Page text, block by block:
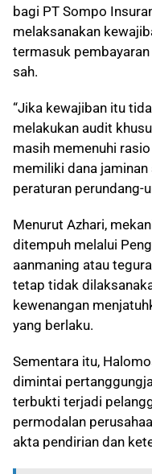
bagi PT Sompo
melaksanakan
termasuk
sah.
“Jika kewajiban itu
melakukan audit
masih memenuhi
memiliki dana
peraturan perundang-
Menurut Azhari,
ditempuh melalui
aanmaning atau
tetap tidak
kewenangan
yang berlaku.
Sementara itu,
dimintai
terbukti terjadi
permodalan
akta pendirian dan